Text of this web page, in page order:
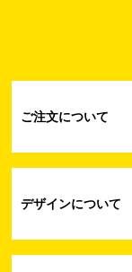
受発注業務
会員管理業務
（開示対象個人情
ご注文について
デザインについて